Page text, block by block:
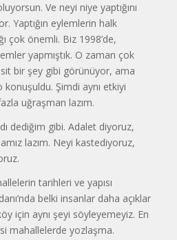
Ve neyi niye yaptığını
Yaptığın eylemlerin halk
çok önemli. Biz 1998’de,
yapmıştık. O zaman çok
bir şey gibi görünüyor, ama
Şimdi aynı etkiyi
uğraşman lazım.
dediğim gibi. Adalet diyoruz,
lazım. Neyi kastediyoruz,
tarihleri ve yapısı
belki insanlar daha açıklar
için aynı şeyi söyleyemeyiz. En
mahallelerde yozlaşma.